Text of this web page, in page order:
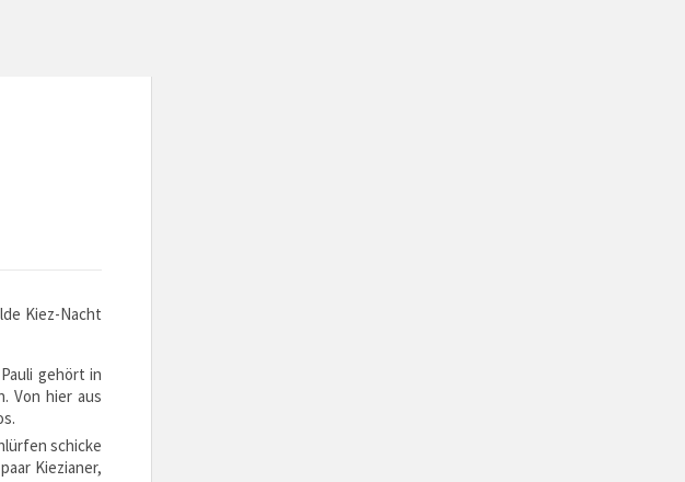
Kiez-Nacht
gehört in
Von hier aus
schicke
Kiezianer,